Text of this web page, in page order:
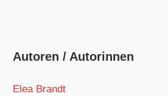
Autoren / Autorinnen
Elea Brandt